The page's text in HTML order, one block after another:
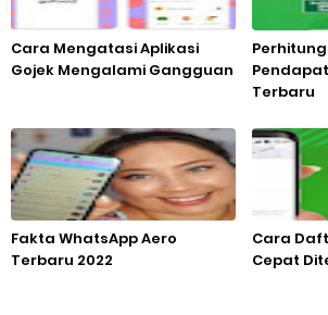
Cara Mengatasi Aplikasi
Gojek Mengalami Gangguan
Terbaru
Fakta WhatsApp Aero
Terbaru 2022
Cara
Cepat